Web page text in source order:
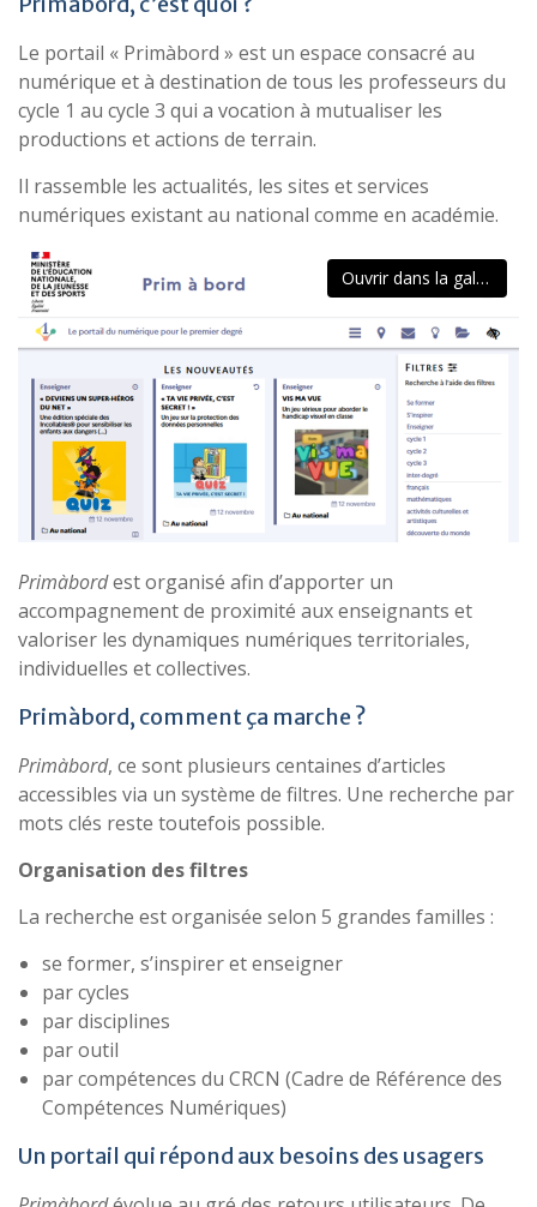
Le portail « Primàbord » est un espace consacré au
numérique et à destination de tous les professeurs du
cycle 1 au cycle 3 qui a vocation à mutualiser les
productions et actions de terrain.
Il rassemble les actualités, les sites et services
numériques existant au national comme en académie.
Ouvrir dans la galerie
Primàbordest organisé afin d’apporter un
accompagnement de proximité aux enseignants et
valoriser les dynamiques numériques territoriales,
individuelles et collectives.
Primàbord, comment ça marche ?
Primàbord, ce sont plusieurs centaines d’articles
accessibles via un système de filtres. Une recherche par
mots clés reste toutefois possible.
Organisation des filtres
La recherche est organisée selon 5 grandes familles :
se former, s’inspirer et enseigner
par cycles
par disciplines
par outil
par compétences du CRCN (Cadre de Référence des
Compétences Numériques)
Un portail qui répond aux besoins des usagers